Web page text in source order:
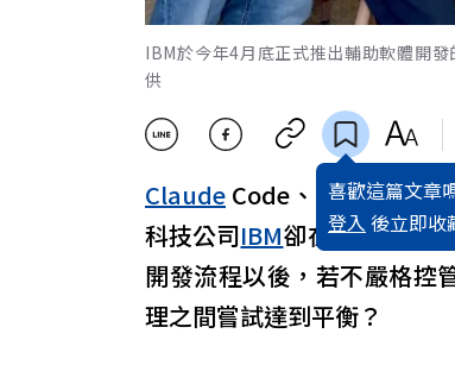
IBM於今年4月底正式推出輔助軟體開
供
喜歡這篇文章
登入 後立即收
Claude Code、Codex、
科技公司IBM卻在今年才推
開發流程以後，若不嚴格控
理之間嘗試達到平衡？